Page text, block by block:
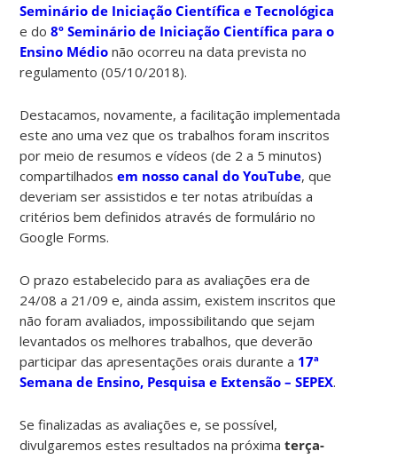
Seminário de Iniciação Científica e Tecnológica
e do8º Seminário de Iniciação Científica para o
Ensino Médio não ocorreu na data prevista no
regulamento (05/10/2018).
Destacamos, novamente, a facilitação implementada
este ano uma vez que os trabalhos foram inscritos
por meio de resumos e vídeos (de 2 a 5 minutos)
compartilhadosem nosso canal do YouTube, que
deveriam ser assistidos e ter notas atribuídas a
critérios bem definidos através de formulário no
Google Forms.
O prazo estabelecido para as avaliações era de
24/08 a 21/09 e, ainda assim, existem inscritos que
não foram avaliados, impossibilitando que sejam
levantados os melhores trabalhos, que deverão
participar das apresentações orais durante a 17ª
Semana de Ensino, Pesquisa e Extensão – SEPEX.
Se finalizadas as avaliações e, se possível,
divulgaremos estes resultados na próximaterça-